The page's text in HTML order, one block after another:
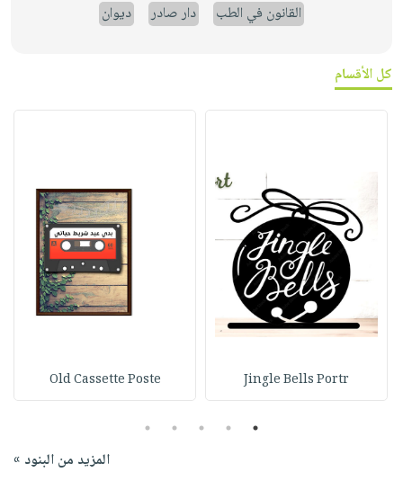
القانون في الطب
دار صادر ديوان
كل الأقسام
Jingle Bells Portr
Old Cassette Poste
1
2
3
4
5
المزيد من البنود »